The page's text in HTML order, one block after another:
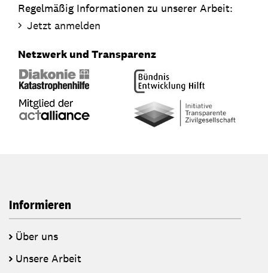
Regelmäßig Informationen zu unserer Arbeit:
Jetzt anmelden
Netzwerk und Transparenz
Informieren
Über uns
Unsere Arbeit